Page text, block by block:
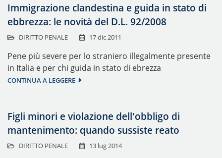
Immigrazione clandestina e guida in stato di
ebbrezza: le novità del D.L. 92/2008
DIRITTO PENALE 17 dic 2011
Pene più severe per lo straniero illegalmente presente
in Italia e per chi guida in stato di ebrezza
CONTINUA A LEGGERE
Figli minori e violazione dell'obbligo di
mantenimento: quando sussiste reato
DIRITTO PENALE 13 lug 2014